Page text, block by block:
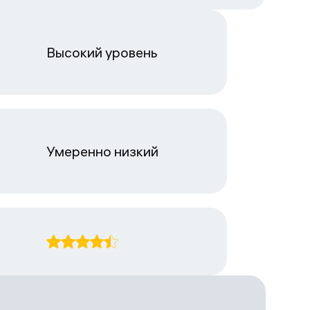
Высокий уровень
Умеренно низкий